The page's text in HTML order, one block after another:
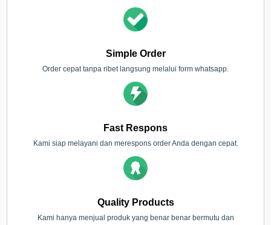
Simple Order
Order cepat tanpa ribet langsung melalui form whatsapp.
Fast Respons
Kami siap melayani dan merespons order Anda dengan cepat.
Quality Products
Kami hanya menjual produk yang benar benar bermutu dan